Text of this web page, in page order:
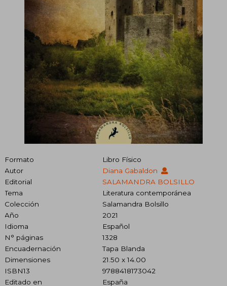
Formato
Libro Físico
Autor
Diana Gabaldon
Editorial
SALAMANDRA BOLSILLO
Tema
Literatura contemporánea
Colección
Salamandra Bolsillo
Año
2021
Idioma
Español
N° páginas
1328
Encuadernación
Tapa Blanda
Dimensiones
21.50 x 14.00
ISBN13
9788418173042
Editado en
España